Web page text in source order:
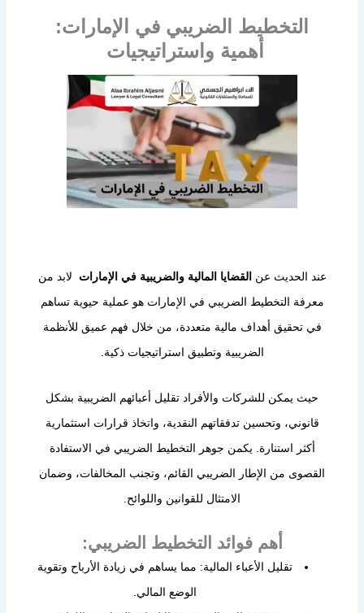
التخطيط الضريبي في الإمارات:
أهمية واستراتيجيات
عند الحديث عن القضايا المالية والضريبية في الإمارات لابد من
معرفة التخطيط الضريبي في الإمارات هو عملية حيوية تساهم
في تحقيق أهداف مالية متعددة، من خلال فهم عميق للأنظمة
الضريبية وتطبيق استراتيجيات ذكية.
حيث يمكن للشركات والأفراد تقليل أعبائهم الضريبية بشكل
قانوني، وتحسين تدفقاتهم النقدية، واتخاذ قرارات استثمارية
أكثر استنارة. يكمن جوهر التخطيط الضريبي في الاستفادة
القصوى من الإطار الضريبي القائم، وتجنب المخالفات، وضمان
الامتثال للقوانين واللوائح.
أهم فوائد التخطيط الضريبي:
تقليل الأعباء المالية: مما يساهم في زيادة الأرباح وتقوية
الوضع المالي.